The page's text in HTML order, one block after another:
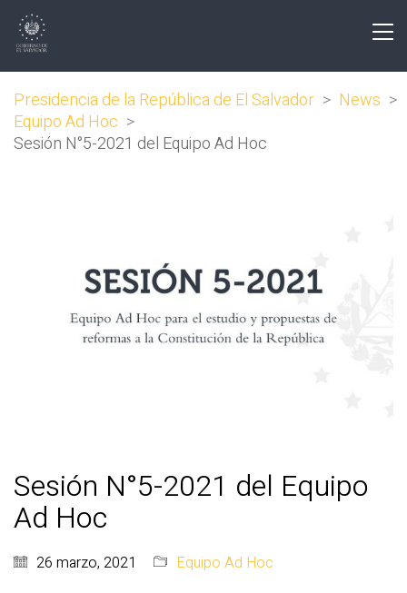
Presidencia de la República de El Salvador > News >
Equipo Ad Hoc >
Sesión N°5-2021 del Equipo Ad Hoc
Sesión N°5-2021 del Equipo
Ad Hoc
26 marzo, 2021 Equipo Ad Hoc